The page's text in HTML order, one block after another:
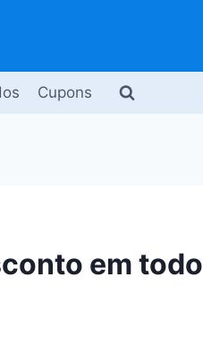
Cupons
em todo